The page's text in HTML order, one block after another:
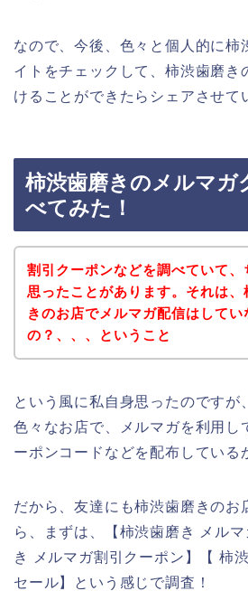
なので、今後、色々と個人的に柿
イトをチェックして、柿渋歯磨き
けることができたらシェアさせて
柿渋歯磨きのメルマガ
べてみた！
割引クーポンなどを調べていて、
思ったことがあります。それは、
きのお店でメルマガ配信はしてい
の？、、、ということ
という風に私自身思ったのですが
色々なお店で、メルマガを利用し
ーポンコードなどを配布している
だから、友達にも柿渋歯磨きのお
ら、まずは、【柿渋歯磨き メル
き メルマガ割引クーポン】【 柿
セール】という感じで調査！